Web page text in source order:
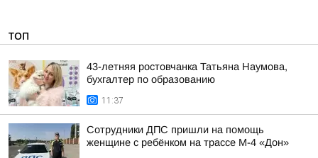
ТОП
43-летняя ростовчанка Татьяна Наумова,
бухгалтер по образованию
11:37
Сотрудники ДПС пришли на помощь
женщине с ребёнком на трассе М-4 «Дон»